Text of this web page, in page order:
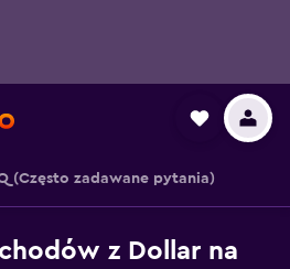
(Często zadawane pytania)
z Dollar na